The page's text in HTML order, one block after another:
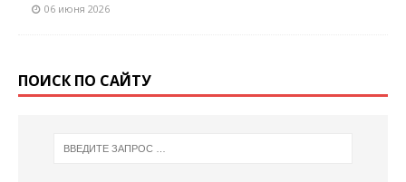
06 июня 2026
ПОИСК ПО САЙТУ